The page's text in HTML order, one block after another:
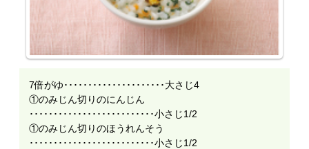
7倍がゆ･････････････････････大さじ4
①のみじん切りのにんじん
･･････････････････････････小さじ1/2
①のみじん切りのほうれんそう
･･････････････････････････小さじ1/2